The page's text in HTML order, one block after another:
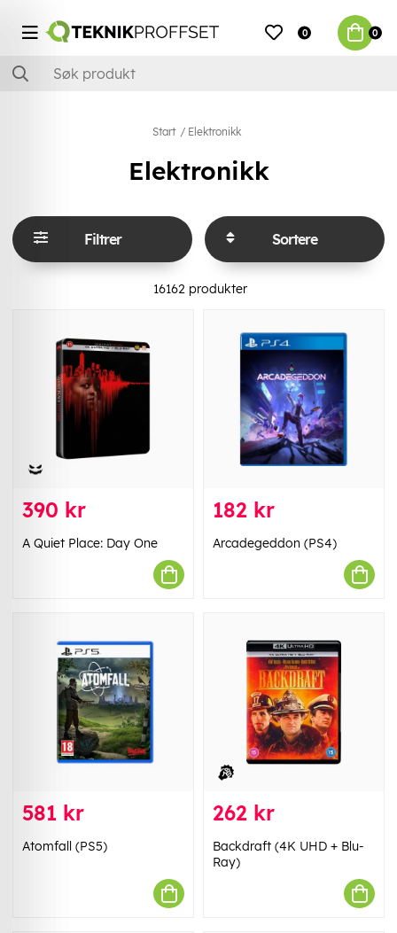
0 0
Start Elektronikk
Elektronikk
Filtrer Sortere
16162 produkter
390 kr
A Quiet Place: Day One
182 kr
Arcadegeddon (PS4)
581 kr
Atomfall (PS5)
262 kr
Backdraft (4K UHD + Blu-
Ray)